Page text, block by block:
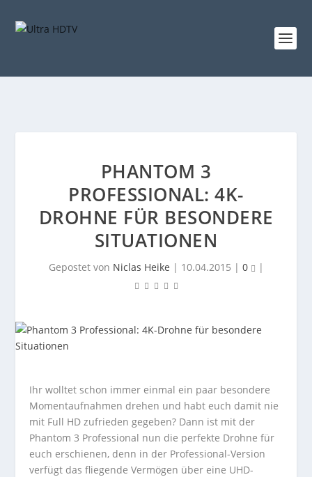
PHANTOM 3
PROFESSIONAL: 4K-
DROHNE FÜR BESONDERE
SITUATIONEN
Gepostet von Niclas Heike | 10.04.2015 | 0 |
Ihr wolltet schon immer einmal ein paar besondere
Momentaufnahmen drehen und habt euch damit nie
mit Full HD zufrieden gegeben? Dann ist mit der
Phantom 3 Professional nun die perfekte Drohne für
euch erschienen, denn in der Professional-Version
verfügt das fliegende Vermögen über eine UHD-